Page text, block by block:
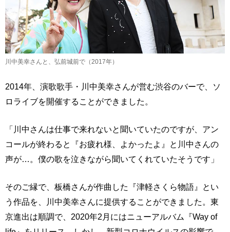
川中美幸さんと、弘前城前で（2017年）
2014年、演歌歌手・川中美幸さんが営む渋谷のバーで、ソ
ロライブを開催することができました。
「川中さんは仕事で来れないと聞いていたのですが、アン
コールが終わると『お疲れ様、よかったよ』と川中さんの
声が…。僕の歌を泣きながら聞いてくれていたそうです」
そのご縁で、板橋さんが作曲した『津軽さくら物語』とい
う作品を、川中美幸さんに提供することができました。東
京進出は順調で、2020年2月にはニューアルバム『Way of